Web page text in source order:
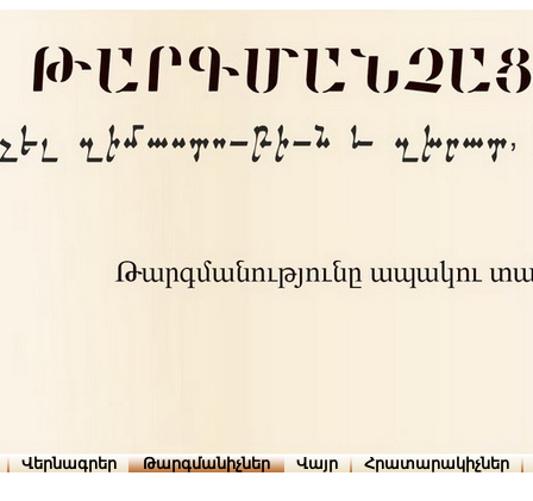
Վերնագրեր Թարգմանիչներ Վայր Հրատարակիչներ